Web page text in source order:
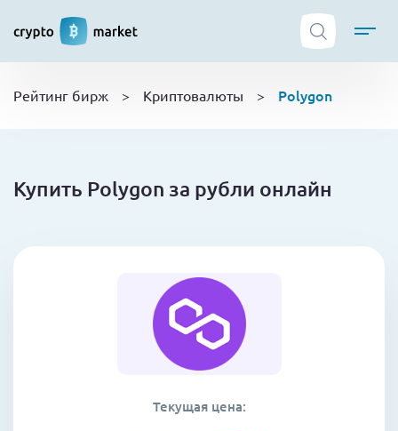
ТОП криптобирж
Криптовалюты
Кошельки
Рейтинг бирж > Криптовалюты > Polygon
Купить Polygon за рубли онлайн
Текущая цена: